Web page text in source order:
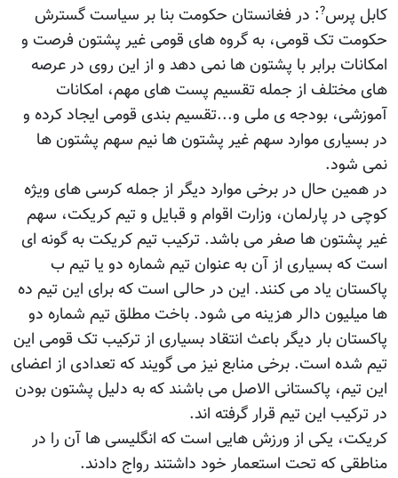
کابل پرس?: در فغانستان حکومت بنا بر سیاست گسترش
حکومت تک قومی، به گروه های قومی غیر پشتون فرصت و
امکانات برابر با پشتون ها نمی دهد و از این روی در عرصه
های مختلف از جمله تقسیم پست های مهم، امکانات
آموزشی، بودجه ی ملی و...تقسیم بندی قومی ایجاد کرده و
در بسیاری موارد سهم غیر پشتون ها نیم سهم پشتون ها
نمی شود.
در همین حال در برخی موارد دیگر از جمله کرسی های ويژه
کوچی در پارلمان، وزارت اقوام و قبایل و تیم کریکت، سهم
غیر پشتون ها صفر می باشد. ترکیب تیم کریکت به گونه ای
است که بسیاری از آن به عنوان تیم شماره دو یا تیم ب
پاکستان یاد می کنند. این در حالی است که برای این تیم ده
ها میلیون دالر هزینه می شود. باخت مطلق تیم شماره دو
پاکستان بار دیگر باعث انتقاد بسیاری از ترکیب تک قومی این
تیم شده است. برخی منابع نیز می گویند که تعدادی از اعضای
این تیم، پاکستانی الاصل می باشند که به دلیل پشتون بودن
در ترکیب این تیم قرار گرفته اند.
کریکت، یکی از ورزش هایی است که انگلیسی ها آن را در
مناطقی که تحت استعمار خود داشتند رواج دادند.